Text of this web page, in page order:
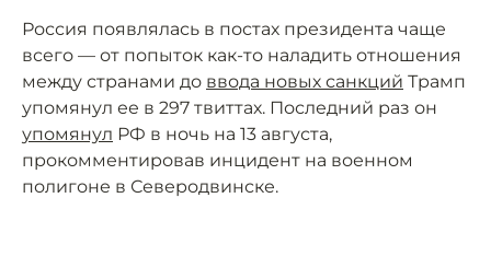
Россия появлялась в постах президента чаще
всего — от попыток как-то наладить отношения
между странами до ввода новых санкций Трамп
упомянул ее в 297 твиттах. Последний раз он
упомянул РФ в ночь на 13 августа,
прокомментировав инцидент на военном
полигоне в Северодвинске.